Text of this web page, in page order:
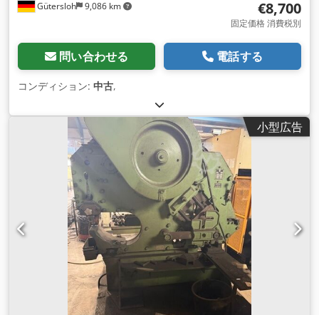
Gütersloh 9,086 km €8,700
固定価格 消費税別
問い合わせる 電話する
コンディション: 中古,
小型広告